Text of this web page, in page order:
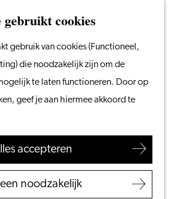
gebruikt cookies
gebruik van cookies (Functioneel,
die noodzakelijk zijn om de
te laten functioneren. Door op
geef je aan hiermee akkoord te
accepteren
noodzakelijk
Menu
ZoekenVanaf het water
wandelen
Winkelen
Eten & drinken
Met kinderen
VVV Leiden
Bereikbaarheid
Zoeken
en